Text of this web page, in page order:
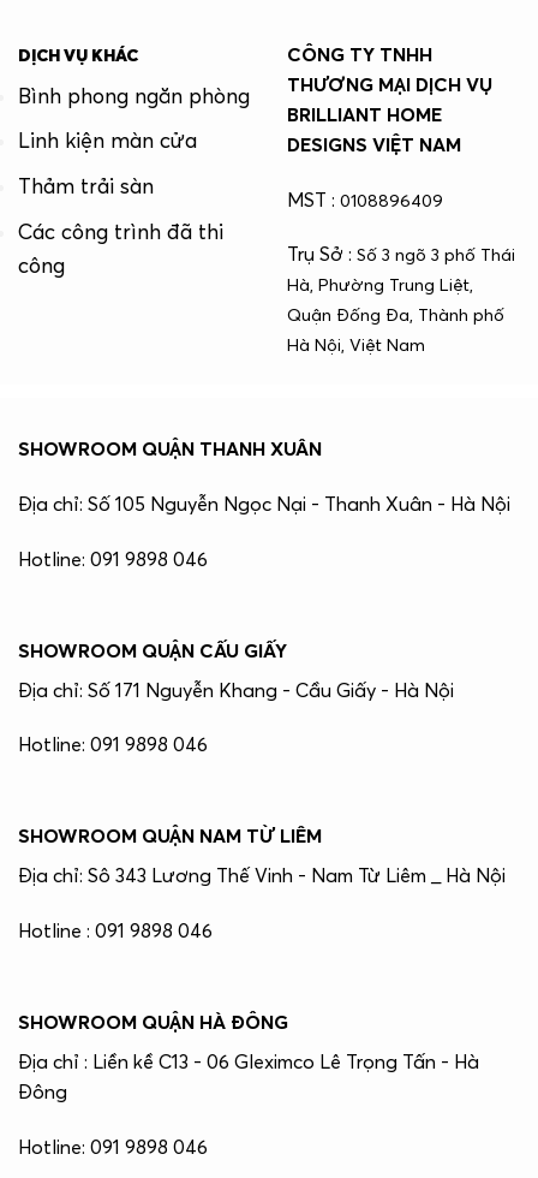
DỊCH VỤ KHÁC
Bình phong ngăn phòng
Linh kiện màn cửa
Thảm trải sàn
Các công trình đã thi
công
CÔNG TY TNHH
THƯƠNG MẠI DỊCH VỤ
BRILLIANT HOME
DESIGNS VIỆT NAM
MST : 0108896409
Trụ Sở : Số 3 ngõ 3 phố Thái
Hà, Phường Trung Liệt,
Quận Đống Đa, Thành phố
Hà Nội, Việt Nam
SHOWROOM QUẬN THANH XUÂN
Địa chỉ: Số 105 Nguyễn Ngọc Nại - Thanh Xuân - Hà Nội
Hotline: 091 9898 046
SHOWROOM QUẬN CẤU GIẤY
Địa chỉ: Số 171 Nguyễn Khang - Cầu Giấy - Hà Nội
Hotline: 091 9898 046
SHOWROOM QUẬN NAM TỪ LIÊM
Địa chỉ: Sô 343 Lương Thế Vinh - Nam Từ Liêm _ Hà Nội
Hotline : 091 9898 046
SHOWROOM QUẬN HÀ ĐÔNG
Địa chỉ : Liền kề C13 - 06 Gleximco Lê Trọng Tấn - Hà
Đông
Hotline: 091 9898 046